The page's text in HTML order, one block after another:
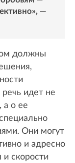
—
должны
идет не
а о ее
Они могут
и адресно
и скорости